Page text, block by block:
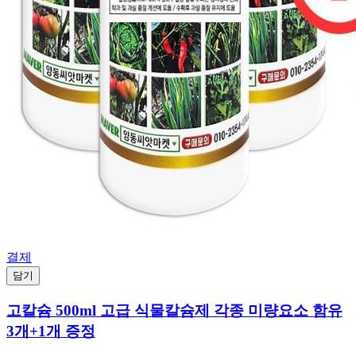
결제
담기
고칼슘 500ml 고급 식물칼슘제 각종 미량요소 함유
3개+1개 증정